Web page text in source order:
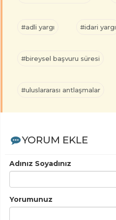
#adli yargı #idari yargı
#bireysel başvuru süresi
#uluslararası antlaşmalar
YORUM EKLE
Adınız Soyadınız
Yorumunuz